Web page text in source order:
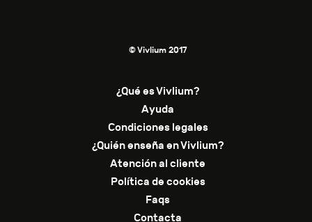
© Vivlium 2017
¿Qué es Vivlium?
Ayuda
Condiciones legales
¿Quién enseña en Vivlium?
Atención al cliente
Política de cookies
Faqs
Contacta